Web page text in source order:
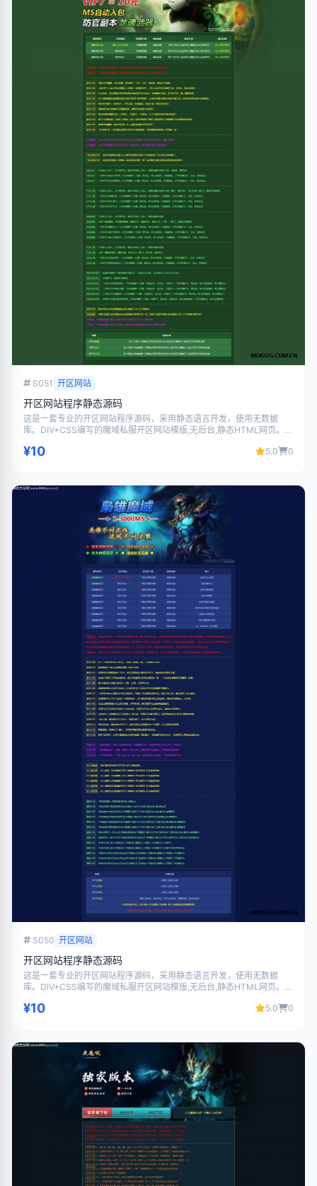
S051 开区网站
开区网站程序静态源码
这是一套专业的开区网站程序源码，采用静态语言开发，使用无数据
库。DIV+CSS编写的魔域私服开区网站模版,无后台,静态HTML网页。。
戏相关网站使用。
¥10 5.0 0
S050 开区网站
开区网站程序静态源码
这是一套专业的开区网站程序源码，采用静态语言开发，使用无数据
库。DIV+CSS编写的魔域私服开区网站模版,无后台,静态HTML网页。。
戏相关网站使用。
¥10 5.0 0